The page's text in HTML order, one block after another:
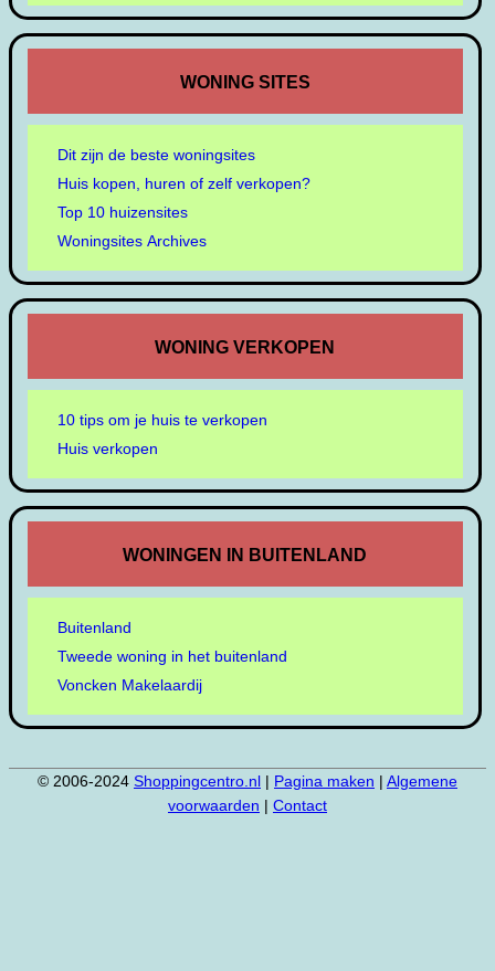
WONING SITES
Dit zijn de beste woningsites
Huis kopen, huren of zelf verkopen?
Top 10 huizensites
Woningsites Archives
WONING VERKOPEN
10 tips om je huis te verkopen
Huis verkopen
WONINGEN IN BUITENLAND
Buitenland
Tweede woning in het buitenland
Voncken Makelaardij
© 2006-2024 Shoppingcentro.nl | Pagina maken | Algemene
voorwaarden | Contact